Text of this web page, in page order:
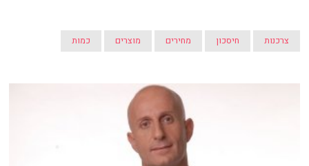
צרכנות חיסכון מחירים מוצרים כמות